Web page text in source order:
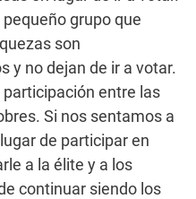
grupo que
son
y no dejan de ir a votar.
entre las
Si nos sentamos a
de participar en
a la élite y a los
continuar siendo los